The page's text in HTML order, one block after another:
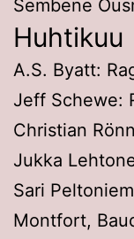
Sembene
Huhtikuu
A.S. Byatt:
Jeff Schewe:
Christian
Jukka
Sari
Montfort,